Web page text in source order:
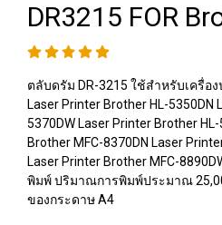
DR3215 FOR
ตลับดรัม DR-3215 ใช้สำหรับเครื่อง
Laser Printer Brother HL-5350DN
5370DW Laser Printer Brother
Brother MFC-8370DN Laser
Laser Printer Brother MFC-
พิมพ์ ปริมาณการพิมพ์ประมาณ
ของกระดาษ A4